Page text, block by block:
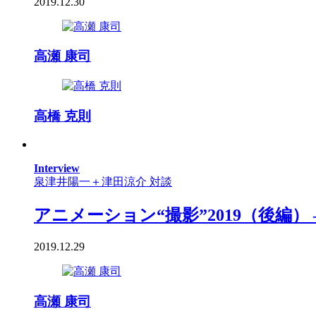
高瀬 康司
高橋 克則
Interview
泉津井陽一＋津田涼介 対談
アニメーション“撮影”2019（後編
2019.12.29
高瀬 康司